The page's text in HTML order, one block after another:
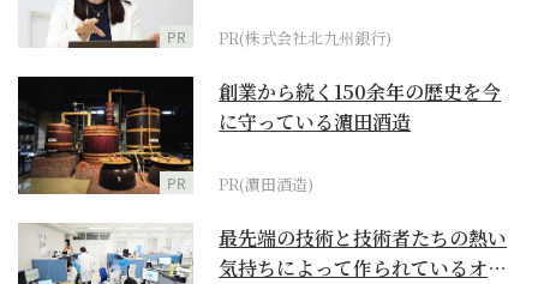
PR PR(株式会社北九州銀行)
PR
創業から続く150余年の歴史を今
に守っている濵田酒造
PR(濵田酒造)
最先端の技術と技術者たちの熱い
気持ちによって作られているオー